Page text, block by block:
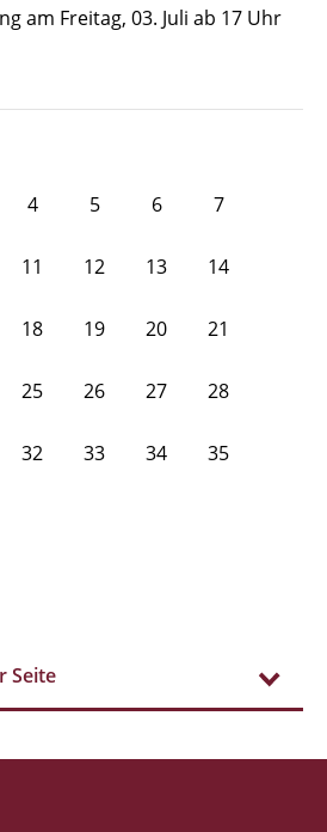
am Freitag, 03. Juli ab 17 Uhr
4 5 6 7
11 12 13 14
18 19 20 21
25 26 27 28
32 33 34 35
Seite